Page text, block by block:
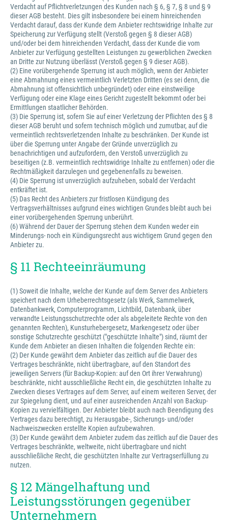
Verdacht auf Pflichtverletzungen des Kunden nach § 6, § 7, § 8 und § 9
dieser AGB besteht. Dies gilt insbesondere bei einem hinreichenden
Verdacht darauf, dass der Kunde dem Anbieter rechtswidrige Inhalte zur
Speicherung zur Verfügung stellt (Verstoß gegen § 8 dieser AGB)
und/oder bei dem hinreichenden Verdacht, dass der Kunde die vom
Anbieter zur Verfügung gestellten Leistungen zu gewerblichen Zwecken
an Dritte zur Nutzung überlässt (Verstoß gegen § 9 dieser AGB).
(2) Eine vorübergehende Sperrung ist auch möglich, wenn der Anbieter
eine Abmahnung eines vermeintlich Verletzten Dritten (es sei denn, die
Abmahnung ist offensichtlich unbegründet) oder eine einstweilige
Verfügung oder eine Klage eines Gericht zugestellt bekommt oder bei
Ermittlungen staatlicher Behörden.
(3) Die Sperrung ist, sofern Sie auf einer Verletzung der Pflichten des § 8
dieser AGB beruht und sofern technisch möglich und zumutbar, auf die
vermeintlich rechtsverletzenden Inhalte zu beschränken. Der Kunde ist
über die Sperrung unter Angabe der Gründe unverzüglich zu
benachrichtigen und aufzufordern, den Verstoß unverzüglich zu
beseitigen (z.B. vermeintlich rechtswidrige Inhalte zu entfernen) oder die
Rechtmäßigkeit darzulegen und gegebenenfalls zu beweisen.
(4) Die Sperrung ist unverzüglich aufzuheben, sobald der Verdacht
entkräftet ist.
(5) Das Recht des Anbieters zur fristlosen Kündigung des
Vertragsverhältnisses aufgrund eines wichtigen Grundes bleibt auch bei
einer vorübergehenden Sperrung unberührt.
(6) Während der Dauer der Sperrung stehen dem Kunden weder ein
Minderungs- noch ein Kündigungsrecht aus wichtigem Grund gegen den
Anbieter zu.
§ 11 Rechteeinräumung
(1) Soweit die Inhalte, welche der Kunde auf dem Server des Anbieters
speichert nach dem Urheberrechtsgesetz (als Werk, Sammelwerk,
Datenbankwerk, Computerprogramm, Lichtbild, Datenbank, über
verwandte Leistungsschutzrechte oder als abgeleitete Rechte von den
genannten Rechten), Kunsturhebergesetz, Markengesetz oder über
sonstige Schutzrechte geschützt ("geschützte Inhalte") sind, räumt der
Kunde dem Anbieter an diesen Inhalten die folgenden Rechte ein:
(2) Der Kunde gewährt dem Anbieter das zeitlich auf die Dauer des
Vertrages beschränkte, nicht übertragbare, auf den Standort des
jeweiligen Servers (für Backup-Kopien: auf den Ort ihrer Verwahrung)
beschränkte, nicht ausschließliche Recht ein, die geschützten Inhalte zu
Zwecken dieses Vertrages auf dem Server, auf einem weiteren Server, der
zur Spiegelung dient, und auf einer ausreichenden Anzahl von Backup-
Kopien zu vervielfältigen. Der Anbieter bleibt auch nach Beendigung des
Vertrages dazu berechtigt, zu Herausgabe-, Sicherungs- und/oder
Nachweiszwecken erstellte Kopien aufzubewahren.
(3) Der Kunde gewährt dem Anbieter zudem das zeitlich auf die Dauer des
Vertrages beschränkte, weltweite, nicht übertragbare und nicht
ausschließliche Recht, die geschützten Inhalte zur Vertragserfüllung zu
nutzen.
§ 12 Mängelhaftung und
Leistungsstörungen gegenüber
Unternehmern